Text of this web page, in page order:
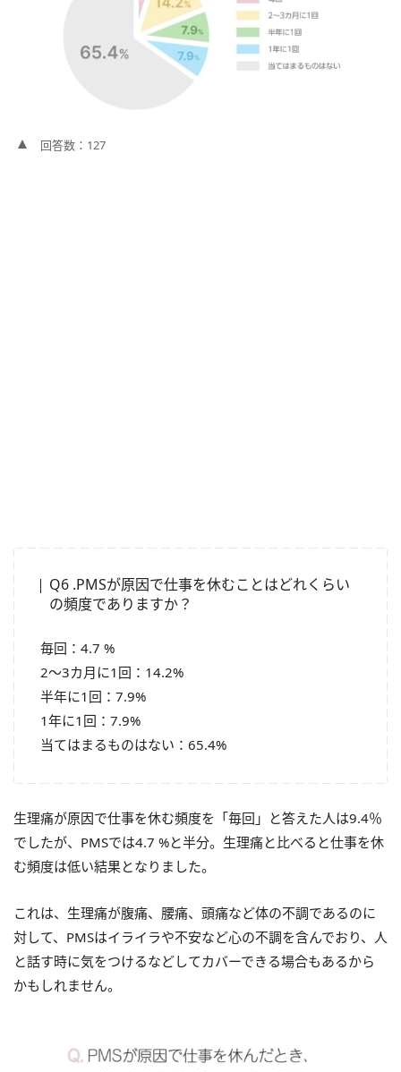
回答数：127
Q6 .PMSが原因で仕事を休むことはどれくらい
の頻度でありますか？
毎回：4.7 %
2～3カ月に1回：14.2%
半年に1回：7.9%
1年に1回：7.9%
当てはまるものはない：65.4%
生理痛が原因で仕事を休む頻度を「毎回」と答えた人は9.4％
でしたが、PMSでは4.7 %と半分。生理痛と比べると仕事を休
む頻度は低い結果となりました。
これは、生理痛が腹痛、腰痛、頭痛など体の不調であるのに
対して、PMSはイライラや不安など心の不調を含んでおり、人
と話す時に気をつけるなどしてカバーできる場合もあるから
かもしれません。